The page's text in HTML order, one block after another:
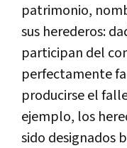
patrimonio,
sus herederos:
participan del
perfectamente
producirse el
ejemplo, los
sido designados